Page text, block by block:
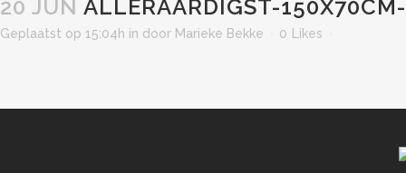
20 JUN ALLERAARDIGST-
Geplaatst op 15:04h in door Marieke Bekke 0 Likes